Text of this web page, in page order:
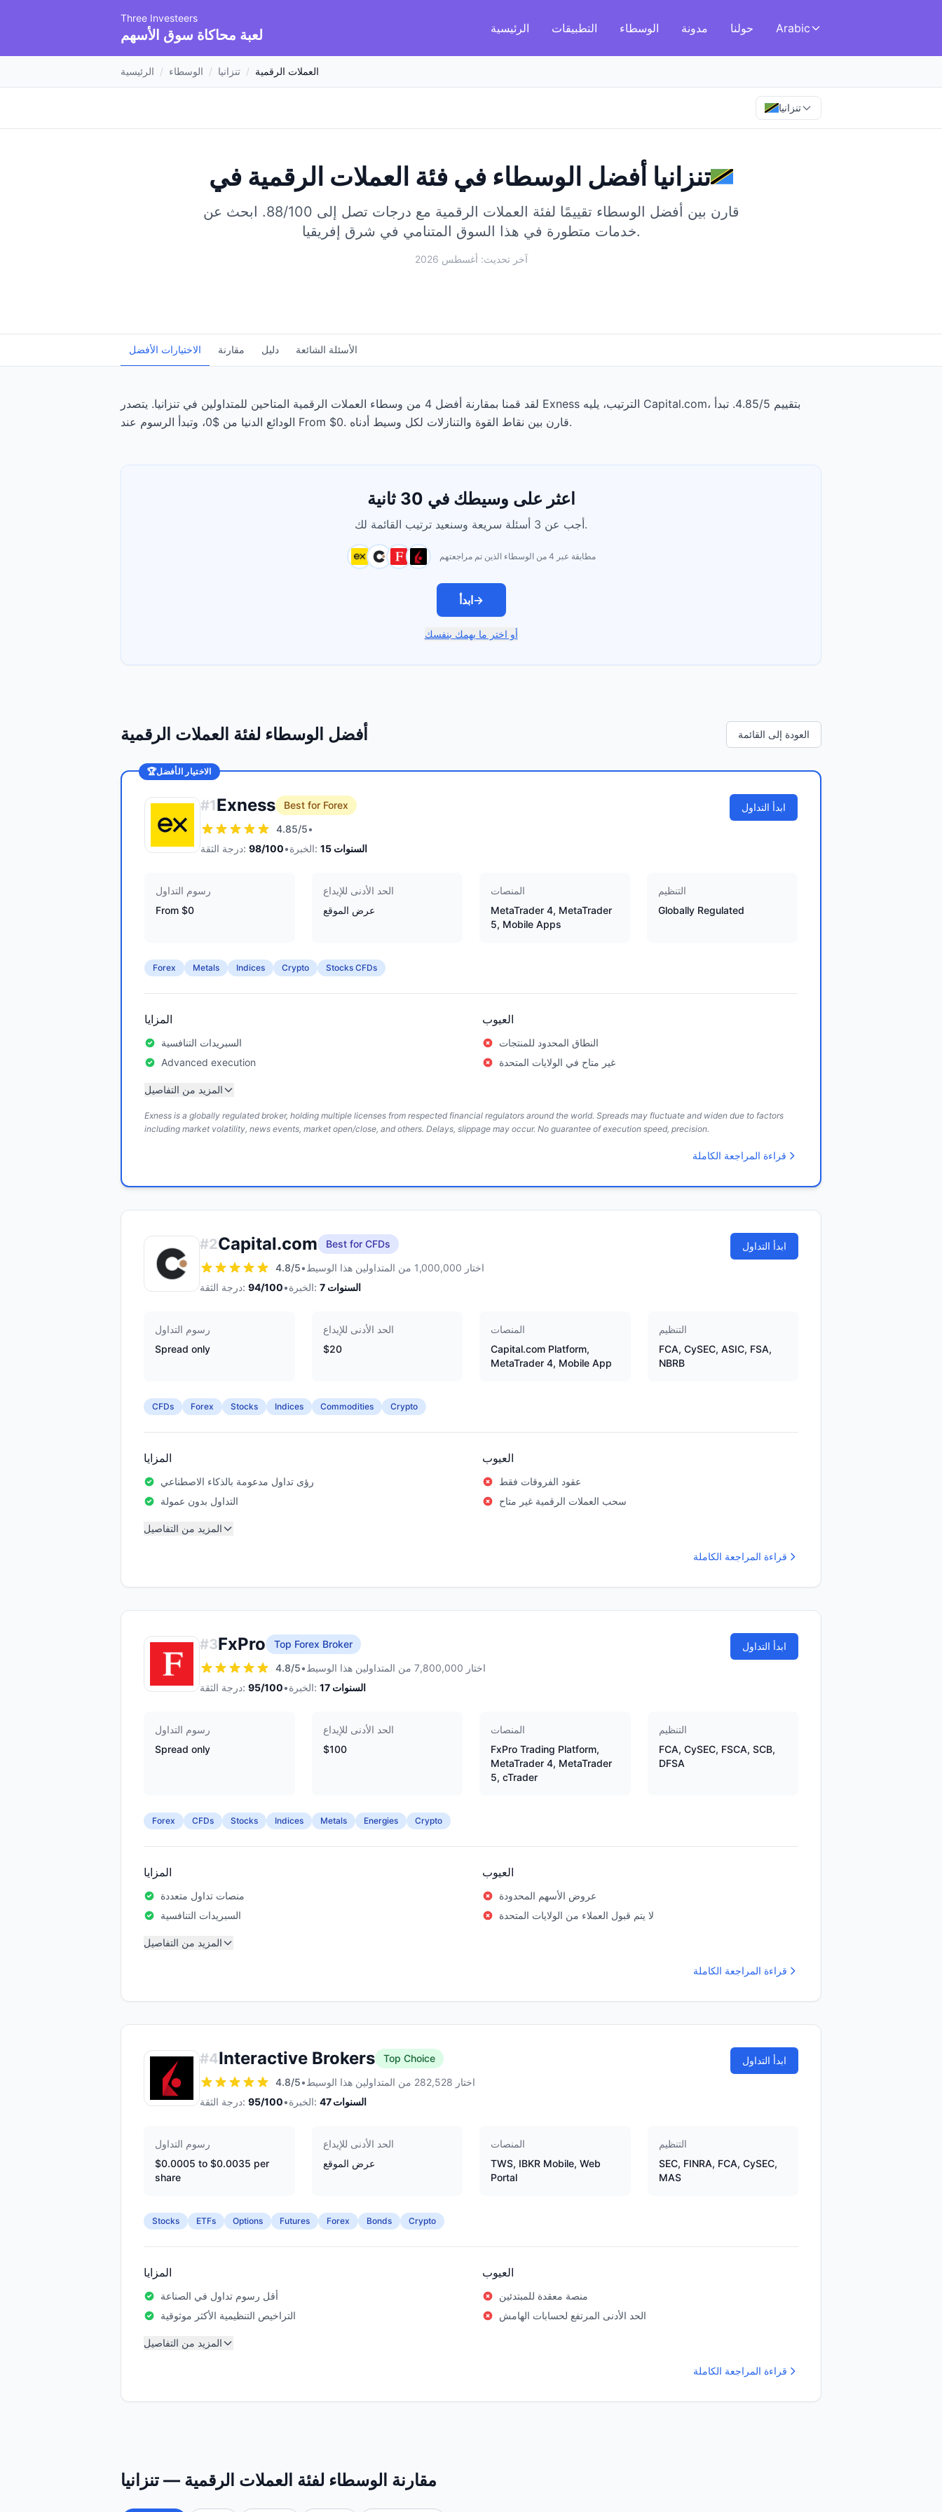
Three Investeers
لعبة محاكاة سوق الأسهم الرئيسية التطبيقات الوسطاء مدونة حولنا Arabic
الرئيسية / الوسطاء / تنزانيا / العملات الرقمية
تنزانيا
أفضل الوسطاء في فئة العملات الرقمية تنزانيا
قارن بين أفضل الوسطاء تقييمًا لفئة العملات الرقمية مع درجات تصل إلى 88/100.
ابحث عن
خدمات متطورة في هذا السوق المتنامي في شرق إفريقيا.
آخر تحديث: أغسطس 2026
الاختيارات الأفضل مقارنة دليل الأسئلة الشائعة
لقد قمنا بمقارنة أفضل 4 من وسطاء العملات الرقمية المتاحين للمتداولين في تنزانيا. يتصدر Exness الترتيب، يليه Capital.com، بتقييم 4.85/5. تبدأ
الودائع الدنيا من $0، وتبدأ الرسوم عند From $0. قارن بين نقاط القوة والتنازلات لكل وسيط أدناه.
اعثر على وسيطك في 30 ثانية
أجب عن 3 أسئلة سريعة وسنعيد ترتيب القائمة لك.
مطابقة عبر 4 من الوسطاء الذين تم مراجعتهم
ابدأ→
أو اختر ما يهمك بنفسك
أفضل الوسطاء لفئة العملات الرقمية العودة إلى القائمة
🏆الاختيار الأفضل
#1Exness
Best for Forex
4.85/5•
درجة الثقة: 98/100• الخبرة: 15 السنوات
ابدأ التداول
رسوم التداول
From $0
الحد الأدنى للإيداع
عرض الموقع
المنصات
MetaTrader 4, MetaTrader
5, Mobile Apps
التنظيم
Globally Regulated
Forex Metals Indices Crypto Stocks CFDs
المزايا
السبريدات التنافسية
Advanced execution
العيوب
النطاق المحدود للمنتجات
غير متاح في الولايات المتحدة
المزيد من التفاصيل
Exness is a globally regulated broker, holding multiple licenses from respected financial regulators around the world. Spreads may fluctuate and widen due to factors
including market volatility, news events, market open/close, and others. Delays, slippage may occur. No guarantee of execution speed, precision.
قراءة المراجعة الكاملة
#2Capital.com
Best for CFDs
4.8/5•
اختار 1,000,000 من المتداولين هذا الوسيط
درجة الثقة: 94/100• الخبرة: 7 السنوات
ابدأ التداول
رسوم التداول
Spread only
الحد الأدنى للإيداع
$20
المنصات
Capital.com Platform,
MetaTrader 4, Mobile App
التنظيم
FCA, CySEC, ASIC, FSA,
NBRB
CFDs Forex Stocks Indices Commodities Crypto
المزايا
رؤى تداول مدعومة بالذكاء الاصطناعي
التداول بدون عمولة
العيوب
عقود الفروقات فقط
سحب العملات الرقمية غير متاح
المزيد من التفاصيل
قراءة المراجعة الكاملة
#3FxPro
Top Forex Broker
4.8/5•
اختار 7,800,000 من المتداولين هذا الوسيط
درجة الثقة: 95/100• الخبرة: 17 السنوات
ابدأ التداول
رسوم التداول
Spread only
الحد الأدنى للإيداع
$100
المنصات
FxPro Trading Platform,
MetaTrader 4, MetaTrader
5, cTrader
التنظيم
FCA, CySEC, FSCA, SCB,
DFSA
Forex CFDs Stocks Indices Metals Energies Crypto
المزايا
منصات تداول متعددة
السبريدات التنافسية
العيوب
عروض الأسهم المحدودة
لا يتم قبول العملاء من الولايات المتحدة
المزيد من التفاصيل
قراءة المراجعة الكاملة
#4Interactive Brokers
Top Choice
4.8/5•
اختار 282,528 من المتداولين هذا الوسيط
درجة الثقة: 95/100• الخبرة: 47 السنوات
ابدأ التداول
رسوم التداول
$0.0005 to $0.0035 per
share
الحد الأدنى للإيداع
عرض الموقع
المنصات
TWS, IBKR Mobile, Web
Portal
التنظيم
SEC, FINRA, FCA, CySEC,
MAS
Stocks ETFs Options Futures Forex Bonds Crypto
المزايا
أقل رسوم تداول في الصناعة
التراخيص التنظيمية الأكثر موثوقية
العيوب
منصة معقدة للمبتدئين
الحد الأدنى المرتفع لحسابات الهامش
المزيد من التفاصيل
قراءة المراجعة الكاملة
مقارنة الوسطاء لفئة العملات الرقمية — تنزانيا